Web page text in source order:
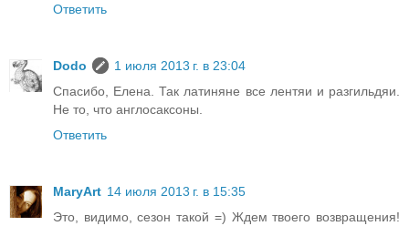
Ответить
Dodo
1 июля 2013 г. в 23:04
Спасибо, Елена. Так латиняне все лентяи и разгильдяи.
Не то, что англосаксоны.
Ответить
MaryArt 14 июля 2013 г. в 15:35
Это, видимо, сезон такой =) Ждем твоего возвращения!